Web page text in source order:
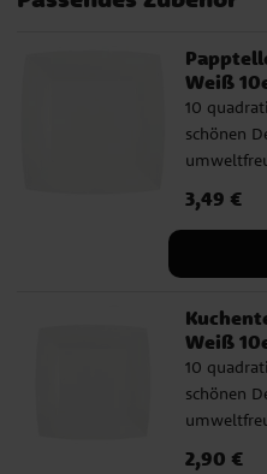
Weiß
10
schönen
Preis :3,49
3,49 €
Weiß
10
schönen
Preis :2,90
2,90 €